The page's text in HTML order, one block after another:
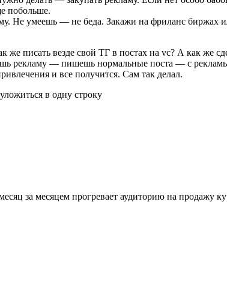
побольше.
Не умеешь — не беда. Закажи на фриланс биржах
писать везде свой ТГ в постах на vc? А как же
рекламу — пишешь нормальные поста — с
и все получится. Сам так делал.
в одну строку
за месяцем прогревает аудиторию на продажу